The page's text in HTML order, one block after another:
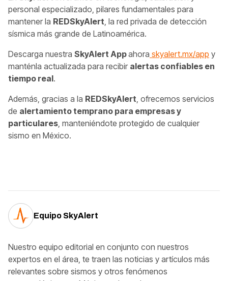
personal especializado, pilares fundamentales para
mantener la REDSkyAlert , la red privada de detección
sísmica más grande de Latinoamérica.
Descarga nuestra SkyAlert Appahora skyalert.mx/app y
manténla actualizada para recibir alertas confiables en
tiempo real.
Además, gracias a la REDSkyAlert , ofrecemos servicios
de alertamiento temprano para empresas y
particulares , manteniéndote protegido de cualquier
sismo en México.
Equipo SkyAlert
Nuestro equipo editorial en conjunto con nuestros
expertos en el área, te traen las noticias y artículos más
relevantes sobre sismos y otros fenómenos